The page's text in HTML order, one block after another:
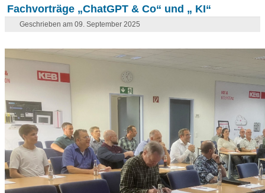
Fachvorträge „ChatGPT & Co“ und „ KI“
Geschrieben am 09. September 2025